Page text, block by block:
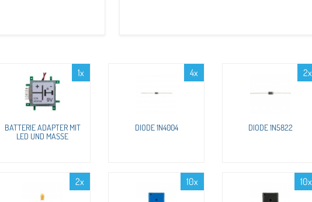
1x
BATTERIE ADAPTER MIT
LED UND MASSE
4x
DIODE 1N4004
2x
DIODE 1N5822
2x 10x 10x